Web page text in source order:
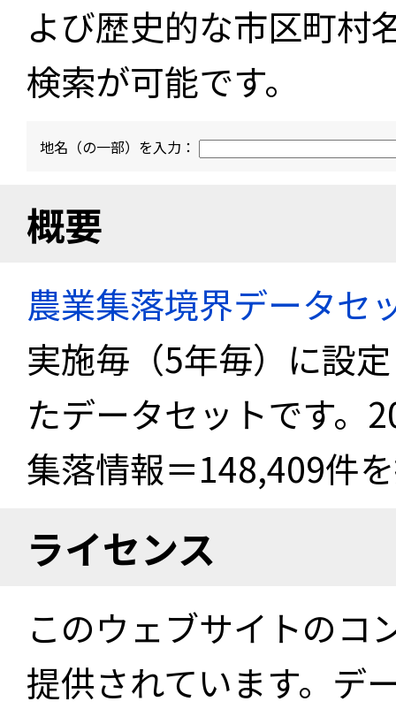
よび歴史的な市区町村
検索が可能です。
地名（の一部）を入力：
概要
農業集落境界データセ
実施毎（5年毎）に設
たデータセットです。
集落情報＝148,409件
ライセンス
このウェブサイトのコ
提供されています。デ